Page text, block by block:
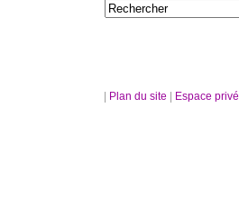
Plan du site Espace privé